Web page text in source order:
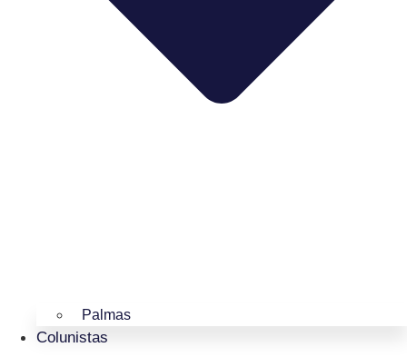
Palmas
Colunistas